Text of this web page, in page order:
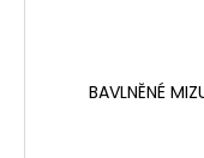
BAVLNĚNÉ